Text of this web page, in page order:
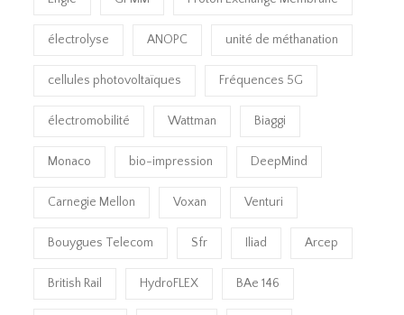
électrolyse ANOPC unité de méthanation
cellules photovoltaïques Fréquences 5G
électromobilité Wattman Biaggi
Monaco bio-impression DeepMind
Carnegie Mellon Voxan Venturi
Bouygues Telecom Sfr Iliad Arcep
British Rail HydroFLEX BAe 146